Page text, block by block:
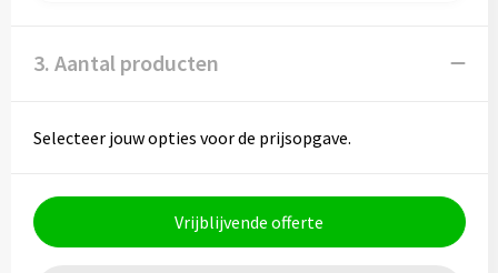
3. Aantal producten
Selecteer jouw opties voor de prijsopgave.
Vrijblijvende offerte